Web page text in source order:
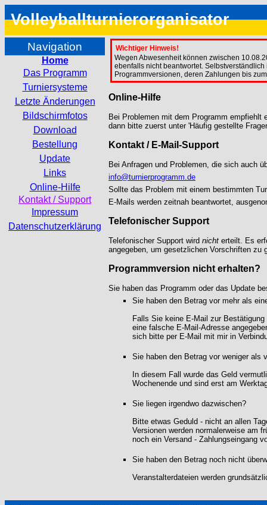
Volleyballturnierorganisator
Navigation
Home
Das Programm
Turniersysteme
Letzte Änderungen
Bildschirmfotos
Download
Bestellung
Update
Links
Online-Hilfe
Kontakt / Support
Impressum
Datenschutzerklärung
Wichtiger Hinweis!
Wegen Abwesenheit können zwischen
ebenfalls nicht beantwortet.
Programmversionen, deren Zahlungen bis
Online-Hilfe
Bei Problemen mit dem Programm
dann bitte zuerst unter 'Häufig gestellte
Kontakt / E-Mail-Support
Bei Anfragen und Problemen, die sich auch
info@turnierprogramm.de
Sollte das Problem mit einem bestimmten
E-Mails werden zeitnah beantwortet,
Telefonischer Support
Telefonischer Support wird nicht erteilt. Es
angegeben, um gesetzlichen Vorschriften
Programmversion nicht erhalten?
Sie haben das Programm oder das Update
Sie haben den Betrag vor mehr als
Falls Sie keine E-Mail zur
eine falsche E-Mail-Adresse
sich bitte per E-Mail mit mir in
Sie haben den Betrag vor weniger als
In diesem Fall wurde das Geld
Wochenende und sind erst am
Sie liegen irgendwo dazwischen?
Bitte etwas Geduld - nicht an allen
Versionen werden normalerweise am
noch ein Versand - Zahlungseingang
Sie haben den Betrag noch nicht
Veranstalterdateien werden